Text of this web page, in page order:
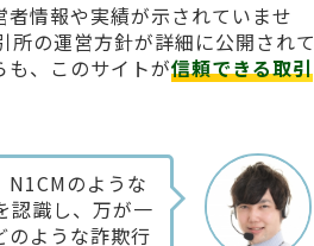
情報や実績が示されていませ
の運営方針が詳細に公開されて
、このサイトが信頼できる取引
のような
認識し、万が一
のような詐欺行